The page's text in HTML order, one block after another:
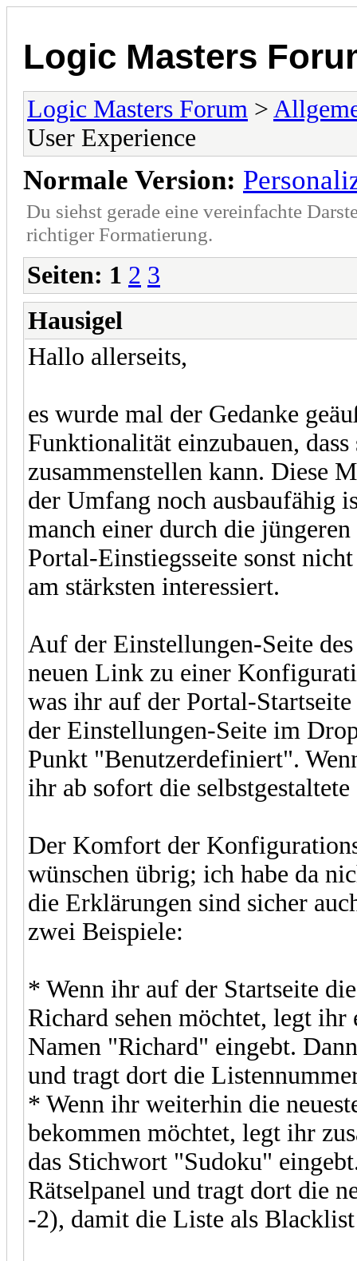
Logic Masters
Logic Masters Forum >
User Experience
Normale Version:
Du siehst gerade eine vereinfachte
richtiger Formatierung.
Seiten: 1 2 3
Hausigel
Hallo allerseits,
es wurde mal der Gedanke
Funktionalität einzubauen,
zusammenstellen kann. Diese
der Umfang noch ausbaufähig
manch einer durch die
Portal-Einstiegsseite sonst
am stärksten interessiert.
Auf der Einstellungen-Seite
neuen Link zu einer
was ihr auf der Portal-
der Einstellungen-Seite im
Punkt "Benutzerdefiniert".
ihr ab sofort die
Der Komfort der
wünschen übrig; ich habe da
die Erklärungen sind sicher
zwei Beispiele:
* Wenn ihr auf der Startseite
Richard sehen möchtet, legt
Namen "Richard" eingebt.
und tragt dort die
* Wenn ihr weiterhin die
bekommen möchtet, legt ihr
das Stichwort "Sudoku"
Rätselpanel und tragt dort die
-2), damit die Liste als